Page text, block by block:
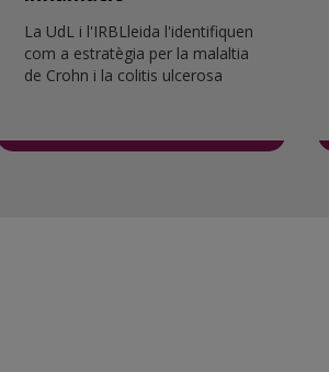
La UdL i l'IRBLleida l'identifiquen
com a estratègia per la malaltia
de Crohn i la colitis ulcerosa